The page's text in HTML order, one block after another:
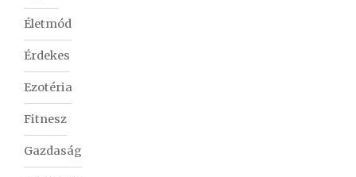
Életmód
Érdekes
Ezotéria
Fitnesz
Gazdaság